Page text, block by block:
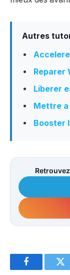
Autres
Reparer
Liberer
Mettre
Booster
Facebook